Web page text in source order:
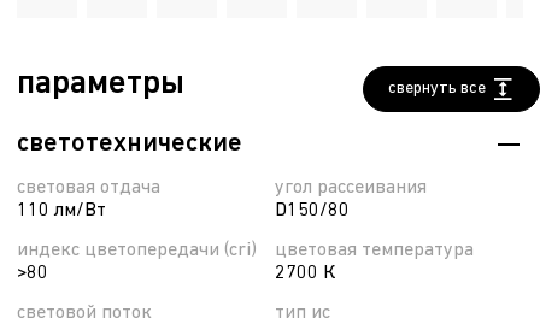
параметры свернуть все
светотехнические
световая отдача
110 лм/Вт
индекс цветопередачи (cri)
>80
световой поток
угол рассеивания
D150/80
цветовая температура
2700 К
тип ис